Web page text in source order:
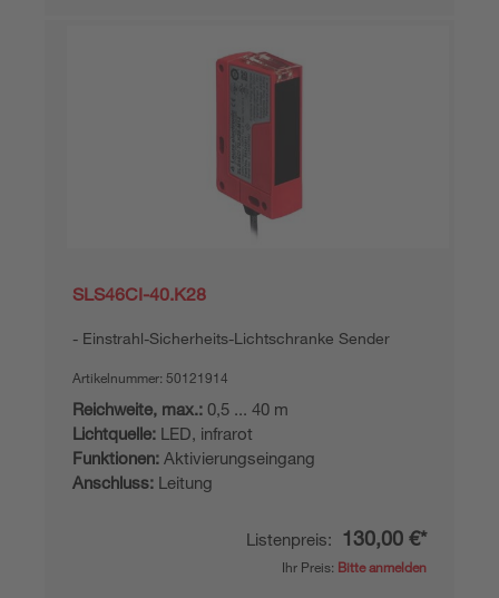
SLS46CI-40.K28
Einstrahl-Sicherheits-Lichtschranke Sender
Artikelnummer: 50121914
Reichweite, max.: 0,5 ... 40 m
Lichtquelle: LED, infrarot
Funktionen: Aktivierungseingang
Anschluss: Leitung
Listenpreis: 130,00 €*
Ihr Preis: Bitte anmelden